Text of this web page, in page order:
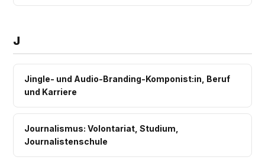
J
Jingle- und Audio-Branding-Komponist:in, Beruf
und Karriere
Journalismus: Volontariat, Studium,
Journalistenschule